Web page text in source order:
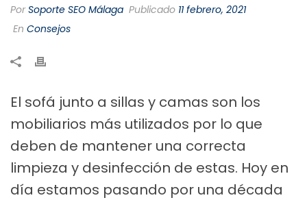
PorSoporte SEO Málaga Publicado 11 febrero, 2021
En Consejos
El sofá junto a sillas y camas son los
mobiliarios más utilizados por lo que
deben de mantener una correcta
limpieza y desinfección de estas. Hoy en
día estamos pasando por una década